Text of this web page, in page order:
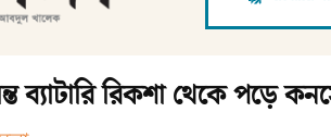
ব্যাটারি রিকশা থেকে